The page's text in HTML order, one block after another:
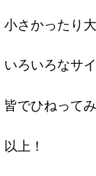
小さかったり
いろいろなサ
皆でひねって
以上！